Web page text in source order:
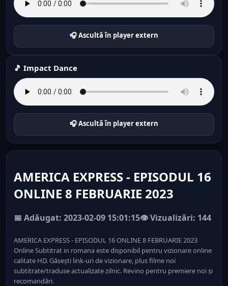
🎧 Ascultă în player extern
🎵 Impact Dance
🎧 Ascultă în player extern
AMERICA EXPRESS - EPISODUL 16
ONLINE 8 FEBRUARIE 2023
📅 Adăugat: 2023-02-09 15:01:15👁️ Vizualizări: 144
AMERICA EXPRESS - EPISODUL 16 ONLINE 8 FEBRUARIE 2023
Online Subtitrat in romana este disponibil pentru vizionare online
calitate HD. Găsești link-uri de vizionare, plus filme noi
subtitrate/traduse actualizate zilnic. Revino pentru premiere noi și
recomandări.